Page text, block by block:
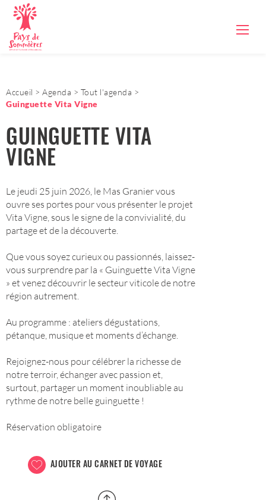
Accueil Agenda
Tout l'agenda
Guinguette Vita Vigne
GUINGUETTE VITA
VIGNE
Le jeudi 25 juin 2026, le Mas Granier vous
ouvre ses portes pour vous présenter le projet
Vita Vigne, sous le signe de la convivialité, du
partage et de la découverte.
Que vous soyez curieux ou passionnés, laissez-
vous surprendre par la « Guinguette Vita Vigne
» et venez découvrir le secteur viticole de notre
région autrement.
Au programme : ateliers dégustations,
pétanque, musique et moments d’échange.
Rejoignez-nous pour célébrer la richesse de
notre terroir, échanger avec passion et,
surtout, partager un moment inoubliable au
rythme de notre belle guinguette !
Réservation obligatoire
AJOUTER AU CARNET DE VOYAGE